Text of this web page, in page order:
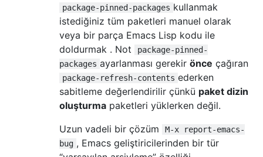
package-pinned-packages kullanmak
istediğiniz tüm paketleri manuel olarak
veya bir parça Emacs Lisp kodu ile
doldurmak . Not
package-pinned-
packages ayarlanması gerekir önce çağıran
package-refresh-contents ederken
sabitleme değerlendirilir çünkü paket dizin
oluşturma paketleri yüklerken değil.
Uzun vadeli bir çözüm
M-x report-emacs-
bug , Emacs geliştiricilerinden bir tür